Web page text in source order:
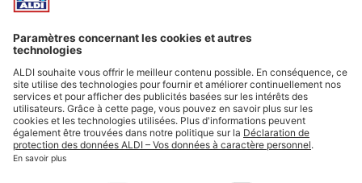
Suivez ALDI Luxembourg
Textes marqués d'un astérisque et mentions légales